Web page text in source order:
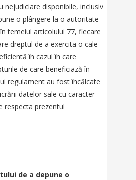
nejudiciare disponibile, inclusiv
o plângere la o autoritate
temeiul articolului 77, fiecare
dreptul de a exercita o cale
în cazul în care
de care beneficiază în
regulament au fost încălcate
datelor sale cu caracter
respecta prezentul
de a depune o